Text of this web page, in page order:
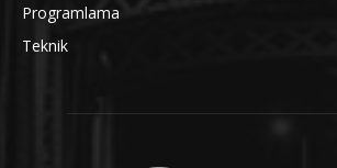
Programlama
Teknik